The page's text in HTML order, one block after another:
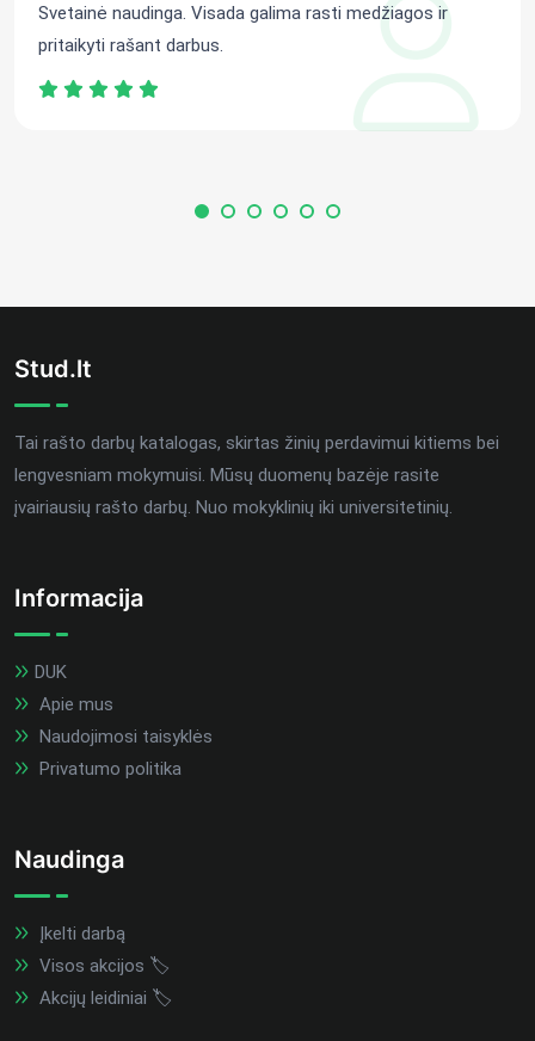
Svetainė naudinga. Visada galima rasti medžiagos ir
pritaikyti rašant darbus.
Stud.lt
Tai rašto darbų katalogas, skirtas žinių perdavimui kitiems bei
lengvesniam mokymuisi. Mūsų duomenų bazėje rasite
įvairiausių rašto darbų. Nuo mokyklinių iki universitetinių.
Informacija
DUK
Apie mus
Naudojimosi taisyklės
Privatumo politika
Naudinga
Įkelti darbą
Visos akcijos 🏷️
Akcijų leidiniai 🏷️